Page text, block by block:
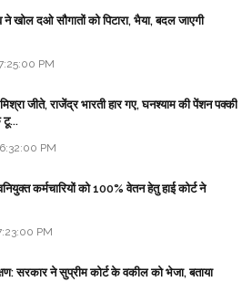
ने खोल दओ सौगातों को पिटारा, भैया, बदल जाएगी
PM
मिश्रा जीते, राजेंद्र भारती हार गए, घनश्याम की पेंशन पक्की
PM
कर्मचारियों को 100% वेतन हेतु हाई कोर्ट ने
PM
सरकार ने सुप्रीम कोर्ट के वकील को भेजा, बताया